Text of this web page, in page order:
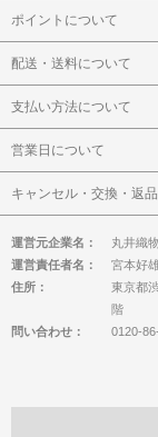
ポイントについて
配送・送料について
支払い方法について
営業日について
キャンセル・交換・返
運営元企業名：
丸井織
運営責任者名：
宮本好
住所：
東京都
階
問い合わせ：
0120-